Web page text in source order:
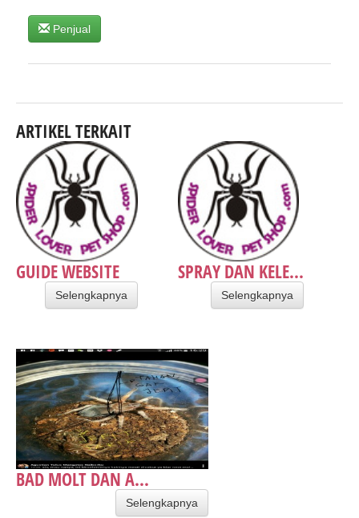
Penjual
ARTIKEL TERKAIT
GUIDE WEBSITE
Selengkapnya
SPRAY DAN KELE...
Selengkapnya
BAD MOLT DAN A...
Selengkapnya